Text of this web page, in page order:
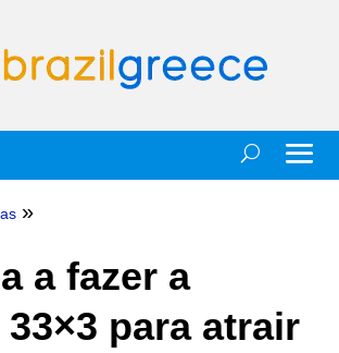
»
a fazer a
para atrair